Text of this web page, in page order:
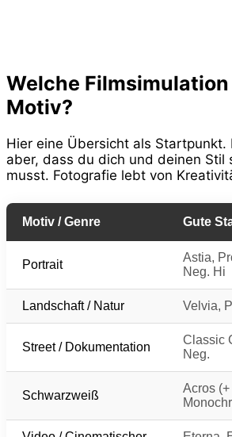
Welche
Motiv?
Hier eine Übersicht als
aber, dass du dich und deinen Stil
musst. Fotografie lebt von
Motiv / Genre Gute
Portrait
Astia,
Neg. Hi
Landschaft / Natur Velvia,
Street / Dokumentation
Classic
Neg.
Schwarzweiß
Acros